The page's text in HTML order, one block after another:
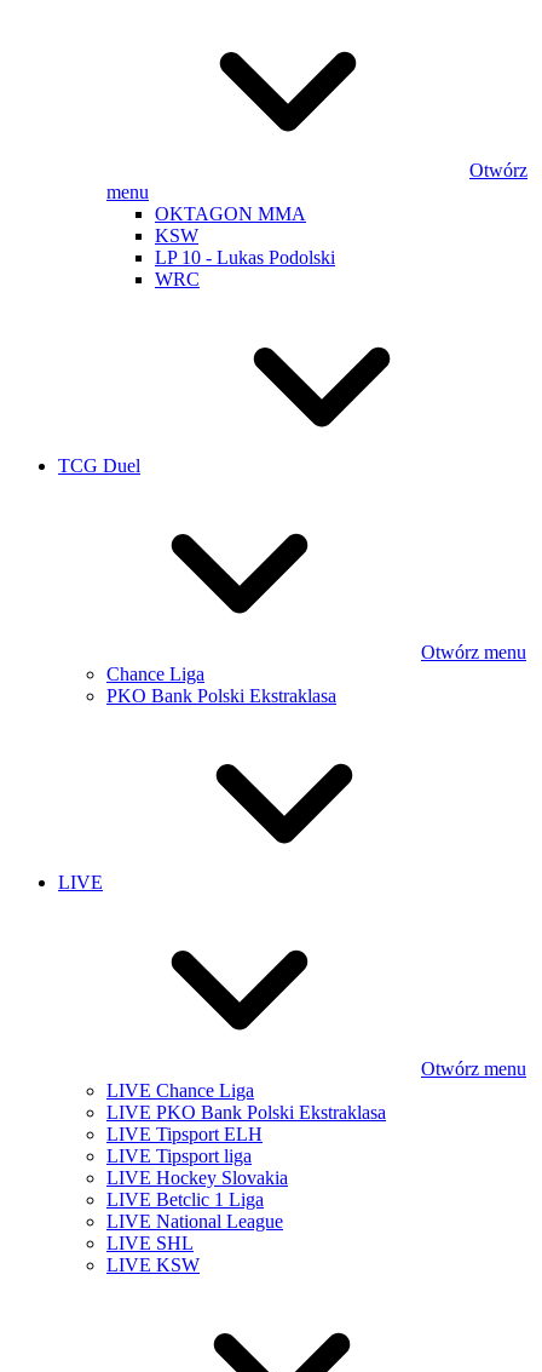
Otwórz
menu
OKTAGON MMA
KSW
LP 10 - Lukas Podolski
WRC
TCG Duel
Otwórz menu
Chance Liga
PKO Bank Polski Ekstraklasa
LIVE
Otwórz menu
LIVE Chance Liga
LIVE PKO Bank Polski Ekstraklasa
LIVE Tipsport ELH
LIVE Tipsport liga
LIVE Hockey Slovakia
LIVE Betclic 1 Liga
LIVE National League
LIVE SHL
LIVE KSW